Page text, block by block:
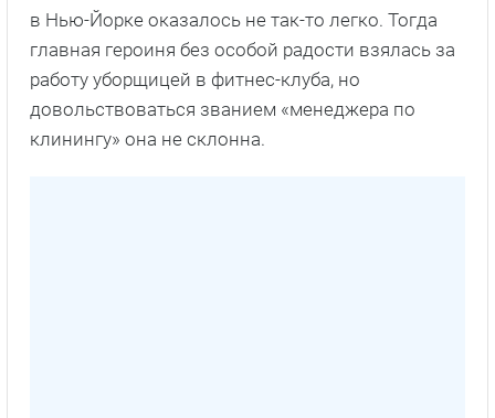
в Нью-Йорке оказалось не так-то легко. Тогда
главная героиня без особой радости взялась за
работу уборщицей в фитнес-клуба, но
довольствоваться званием «менеджера по
клинингу» она не склонна.